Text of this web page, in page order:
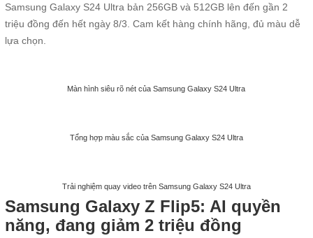
Samsung Galaxy S24 Ultra bản 256GB và 512GB lên đến gần 2
triệu đồng đến hết ngày 8/3. Cam kết hàng chính hãng, đủ màu dễ
lựa chọn.
Màn hình siêu rõ nét của Samsung Galaxy S24 Ultra
Tổng hợp màu sắc của Samsung Galaxy S24 Ultra
Trải nghiệm quay video trên Samsung Galaxy S24 Ultra
Samsung Galaxy Z Flip5: AI quyền
năng, đang giảm 2 triệu đồng